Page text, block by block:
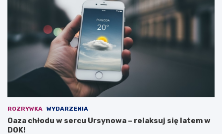
ROZRYWKA WYDARZENIA
Oaza chłodu w sercu Ursynowa – relaksuj się latem w
DOK!